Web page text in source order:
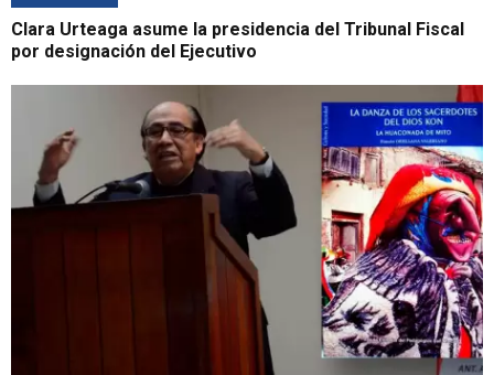
Clara Urteaga asume la presidencia del Tribunal Fiscal
por designación del Ejecutivo